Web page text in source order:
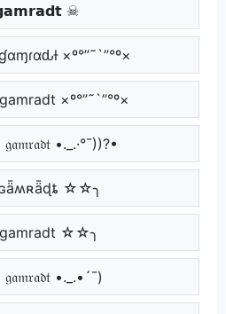
☠
×º°”˜`”°º×
×º°”˜`”°º×
𝔤𝔞𝔪𝔯𝔞𝔡𝔱 •._.·°¯))?•
☆☆╮
☆☆╮
•._.•´¯)